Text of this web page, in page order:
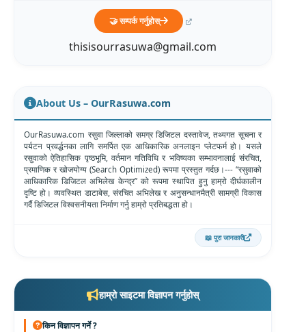
🤝 सम्पर्क गर्नुहोस्
thisisourrasuwa@gmail.com
About Us – OurRasuwa.com
OurRasuwa.com रसुवा जिल्लाको समग्र डिजिटल दस्तावेज, तथ्यगत सूचना र
पर्यटन प्रवर्द्धनका लागि समर्पित एक आधिकारिक अनलाइन प्लेटफर्म हो। यसले
रसुवाको ऐतिहासिक पृष्ठभूमि, वर्तमान गतिविधि र भविष्यका सम्भावनालाई संरचित,
प्रमाणिक र खोजयोग्य (Search Optimized) रूपमा प्रस्तुत गर्दछ।--- “रसुवाको
आधिकारिक डिजिटल अभिलेख केन्द्र” को रूपमा स्थापित हुनु हाम्रो दीर्घकालीन
दृष्टि हो। व्यवस्थित डाटाबेस, संरचित अभिलेख र अनुसन्धानमैत्री सामग्री विकास
गर्दै डिजिटल विश्वसनीयता निर्माण गर्नु हाम्रो प्रतिबद्धता हो।
📖 पुरा जानकारी
हाम्रो साइटमा विज्ञापन गर्नुहोस्
किन विज्ञापन गर्ने ?